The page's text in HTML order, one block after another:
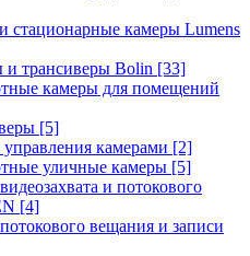
стационарные камеры Lumens
и трансиверы Bolin [33]
камеры для помещений
[5]
камерами [2]
уличные камеры [5]
и потокового
[4]
вещания и записи